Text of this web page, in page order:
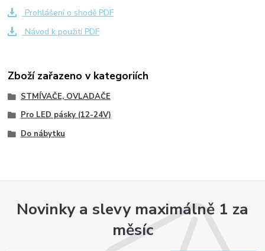
Prohlášení o shodě PDF
Návod k použití PDF
Zboží zařazeno v kategoriích
STMÍVAČE, OVLADAČE
Pro LED pásky (12-24V)
Do nábytku
Novinky a slevy maximálně 1 za
měsíc